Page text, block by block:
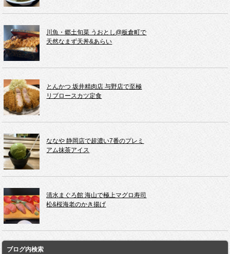
川魚・郷土旬菜 うおとし@板倉町で
天然なまず天丼&あらい
とんかつ 坂井精肉店 与野店で至極
リブロースカツ定食
ななや 静岡店で超濃い7番のプレミ
アム抹茶アイス
清水まぐろ館 海山で極上マグロ寿司
松&桜海老のかき揚げ
ブログ内検索